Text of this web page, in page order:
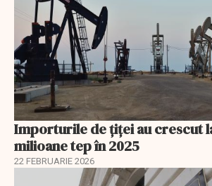
Importurile de țiței au crescut
milioane tep în 2025
22 FEBRUARIE 2026